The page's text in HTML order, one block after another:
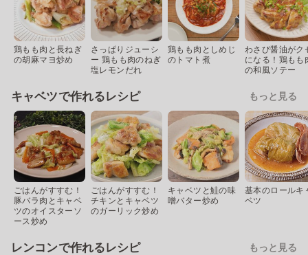
鶏もも肉と長ねぎ
の胡麻マヨ炒め
さっぱりジューシ
ー 鶏もも肉のねぎ
塩レモンだれ
鶏もも肉としめじ
のトマト煮
わさび醤油がク
になる！鶏もも
の和風ソテー
キャベツで作れるレシピ もっと見る
ごはんがすすむ！
豚バラ肉とキャベ
ツのオイスターソ
ース炒め
ごはんがすすむ！
チキンとキャベツ
のガーリック炒め
キャベツと鮭の味
噌バター炒め
基本のロールキ
ベツ
レンコンで作れるレシピ もっと見る